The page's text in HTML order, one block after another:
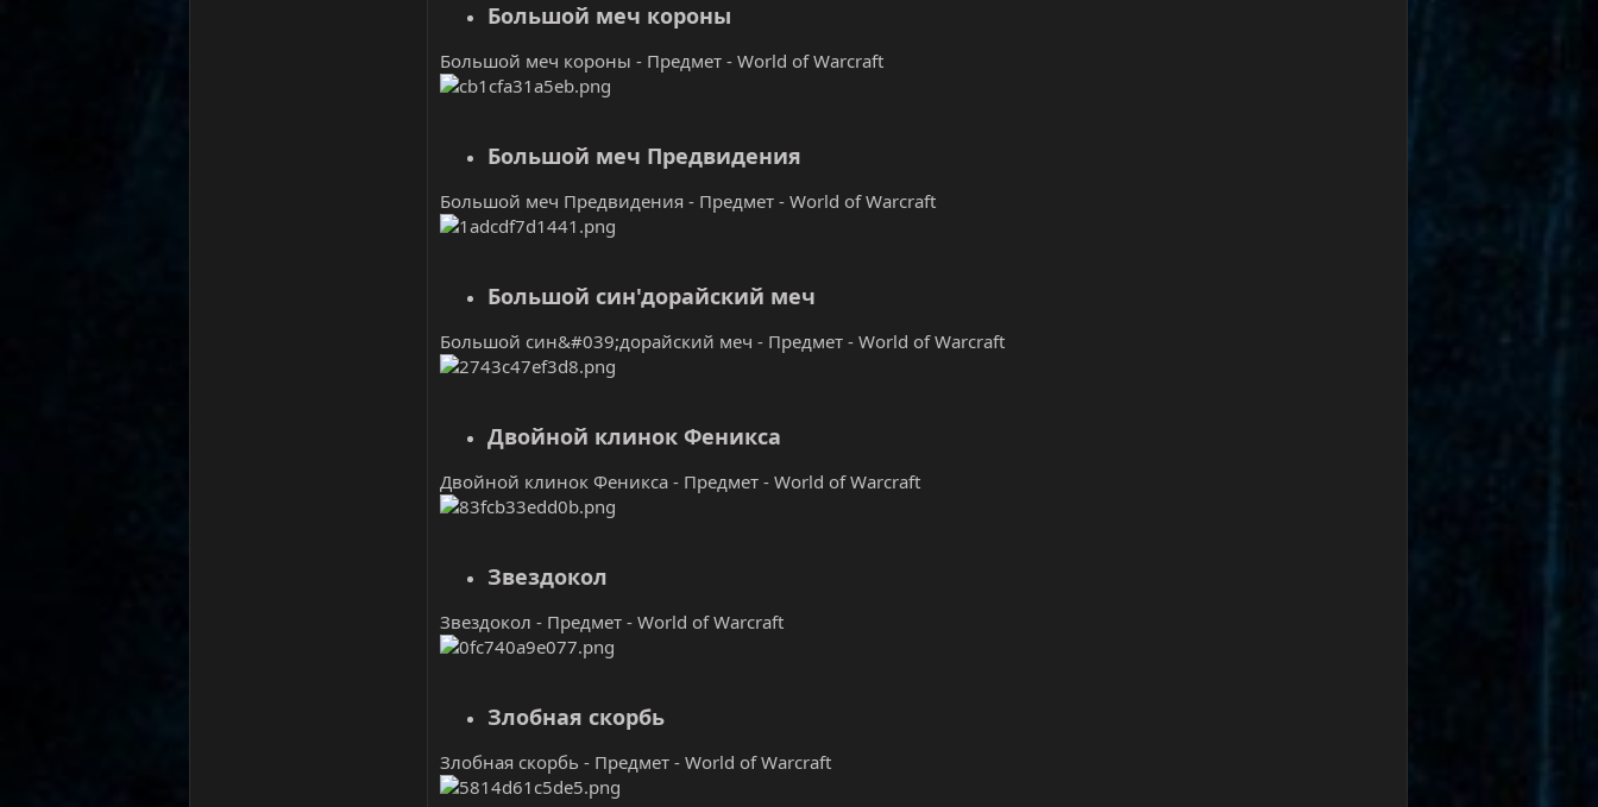
Большой меч короны
Большой меч короны - Предмет - World of Warcraft
Большой меч Предвидения
Большой меч Предвидения - Предмет - World of Warcraft
Большой син'дорайский меч
Большой син&#039;дорайский меч - Предмет - World of Warcraft
Двойной клинок Феникса
Двойной клинок Феникса - Предмет - World of Warcraft
Звездокол
Звездокол - Предмет - World of Warcraft
Злобная скорбь
Злобная скорбь - Предмет - World of Warcraft